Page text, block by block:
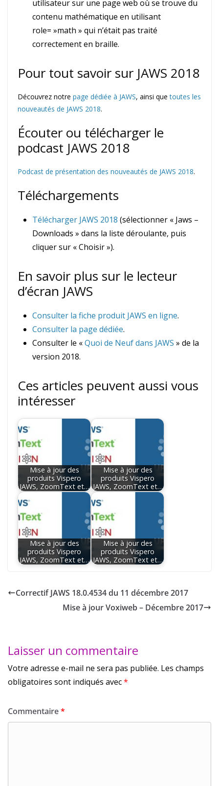
utilisateur sur une page web où se trouve du
contenu mathématique en utilisant
role= »math » qui n’était pas traité
correctement en braille.
Pour tout savoir sur JAWS 2018
Découvrez notre page dédiée à JAWS, ainsi quetoutes les
nouveautés de JAWS 2018.
Écouter ou télécharger le
podcast JAWS 2018
Podcast de présentation des nouveautés de JAWS 2018.
Téléchargements
Télécharger JAWS 2018 (sélectionner « Jaws –
Downloads » dans la liste déroulante, puis
cliquer sur « Choisir »).
En savoir plus sur le lecteur
d’écran JAWS
Consulter la fiche produit JAWS en ligne.
Consulter la page dédiée.
Consulter le «Quoi de Neuf dans JAWS » de la
version 2018.
Ces articles peuvent aussi vous
intéresser
Mise à jour des
produits Vispero
JAWS, ZoomText et…
Mise à jour des
produits Vispero
JAWS, ZoomText et…
Mise à jour des
produits Vispero
JAWS, ZoomText et…
Mise à jour des
produits Vispero
JAWS, ZoomText et…
Correctif JAWS 18.0.4534 du 11 décembre 2017
Mise à jour Voxiweb – Décembre 2017
Laisser un commentaire
Votre adresse e-mail ne sera pas publiée. Les champs
obligatoires sont indiqués avec*
Commentaire*